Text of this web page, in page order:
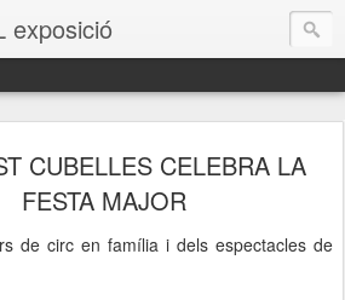
exposició
CUBELLES CELEBRA LA
FESTA MAJOR
de circ en família i dels espectacles de